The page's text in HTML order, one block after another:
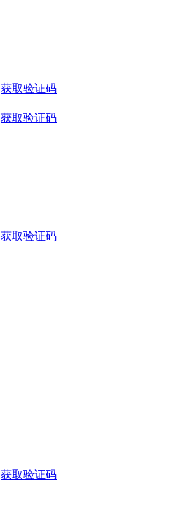
获取验证码
获取验证码
获取验证码
获取验证码